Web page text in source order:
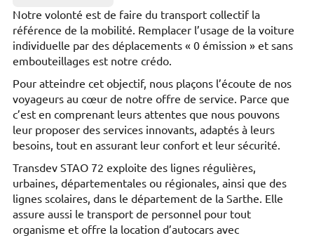
Notre volonté est de faire du transport collectif la
référence de la mobilité. Remplacer l’usage de la voiture
individuelle par des déplacements « 0 émission » et sans
embouteillages est notre crédo.
Pour atteindre cet objectif, nous plaçons l’écoute de nos
voyageurs au cœur de notre offre de service. Parce que
c’est en comprenant leurs attentes que nous pouvons
leur proposer des services innovants, adaptés à leurs
besoins, tout en assurant leur confort et leur sécurité.
Transdev STAO 72 exploite des lignes régulières,
urbaines, départementales ou régionales, ainsi que des
lignes scolaires, dans le département de la Sarthe. Elle
assure aussi le transport de personnel pour tout
organisme et offre la location d’autocars avec